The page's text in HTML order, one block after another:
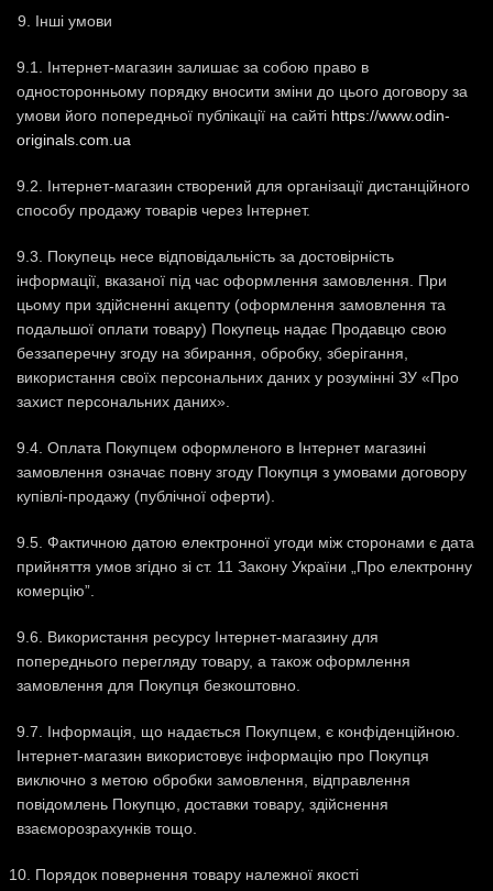
Інші умови
9.1. Інтернет-магазин залишає за собою право в
односторонньому порядку вносити зміни до цього договору за
умови його попередньої публікації на сайті https://www.odin-
originals.com.ua
9.2. Інтернет-магазин створений для організації дистанційного
способу продажу товарів через Інтернет.
9.3. Покупець несе відповідальність за достовірність
інформації, вказаної під час оформлення замовлення. При
цьому при здійсненні акцепту (оформлення замовлення та
подальшої оплати товару) Покупець надає Продавцю свою
беззаперечну згоду на збирання, обробку, зберігання,
використання своїх персональних даних у розумінні ЗУ «Про
захист персональних даних».
9.4. Оплата Покупцем оформленого в Інтернет магазині
замовлення означає повну згоду Покупця з умовами договору
купівлі-продажу (публічної оферти).
9.5. Фактичною датою електронної угоди між сторонами є дата
прийняття умов згідно зі ст. 11 Закону України „Про електронну
комерцію”.
9.6. Використання ресурсу Інтернет-магазину для
попереднього перегляду товару, а також оформлення
замовлення для Покупця безкоштовно.
9.7. Інформація, що надається Покупцем, є конфіденційною.
Інтернет-магазин використовує інформацію про Покупця
виключно з метою обробки замовлення, відправлення
повідомлень Покупцю, доставки товару, здійснення
взаєморозрахунків тощо.
Порядок повернення товару належної якості